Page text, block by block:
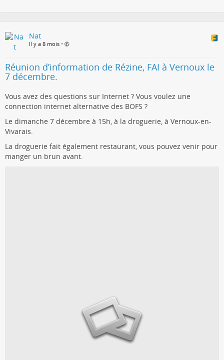
Nat
Il y a 8 mois •
Réunion d’information de Rézine, FAI à Vernoux le
7 décembre.
Vous avez des questions sur Internet ? Vous voulez une
connection internet alternative des BOFS ?
Le dimanche 7 décembre à 15h, à la droguerie, à Vernoux-en-
Vivarais.
La droguerie fait également restaurant, vous pouvez venir pour
manger un brun avant.